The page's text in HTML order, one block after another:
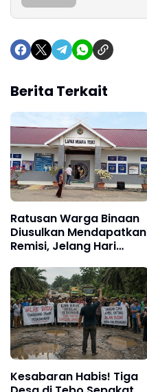
Berita Terkait
Ratusan Warga Binaan
Diusulkan Mendapatkan
Remisi, Jelang Hari
Kesabaran Habis! Tiga